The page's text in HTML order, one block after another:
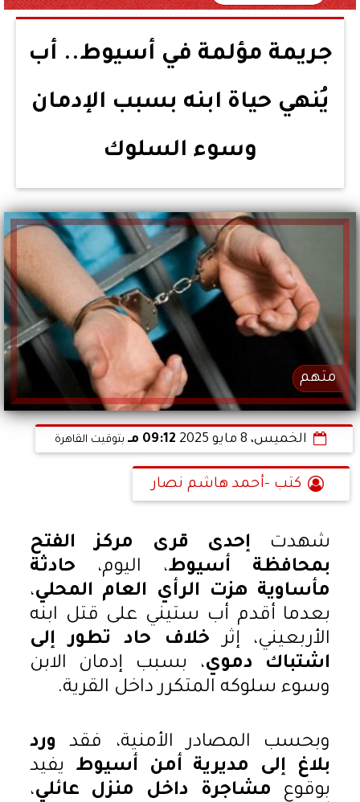
جريمة مؤلمة في أسيوط.. أب
يُنهي حياة ابنه بسبب الإدمان
وسوء السلوك
متهم
الخميس، 8 مايو 2025 09:12 مـ بتوقيت القاهرة
كتب -أحمد هاشم نصار
شهدت إحدى قرى مركز الفتح
بمحافظة أسيوط، اليوم، حادثة
مأساوية هزت الرأي العام المحلي،
بعدما أقدم أب ستيني على قتل ابنه
الأربعيني، إثر خلاف حاد تطور إلى
اشتباك دموي، بسبب إدمان الابن
وسوء سلوكه المتكرر داخل القرية.
وبحسب المصادر الأمنية، فقد ورد
بلاغ إلى مديرية أمن أسيوط يفيد
بوقوع مشاجرة داخل منزل عائلي،